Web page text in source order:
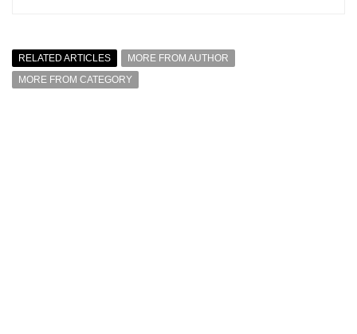
RELATED ARTICLES
MORE FROM AUTHOR
MORE FROM CATEGORY